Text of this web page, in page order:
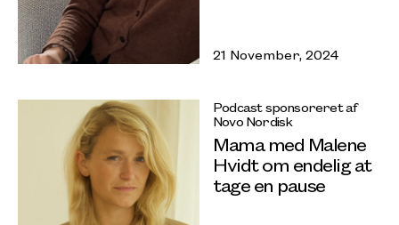
21 November, 2024
Podcast sponsoreret af
Novo Nordisk
Mama med Malene
Hvidt om endelig at
tage en pause